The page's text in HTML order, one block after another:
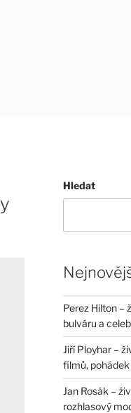
Hledat
Perez Hilton –
bulváru a
Jiří Ployhar –
filmů, pohádek
Jan Rosák –
rozhlasový